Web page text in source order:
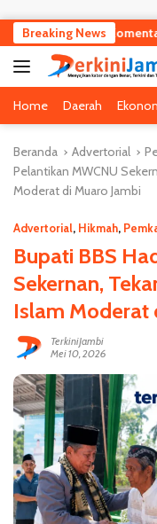
Breaking News
Dugaan Komentar
Home Daerah
Beranda Advertorial
Pelantikan MWCNU
Moderat di Muaro Jambi
Advertorial, Hikmah,
Bupati BBS
Sekernan,
Islam Moderat
TerkiniJambi
Mei 10, 2026